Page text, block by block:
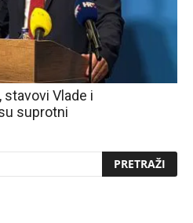
stavovi Vlade i
suprotni